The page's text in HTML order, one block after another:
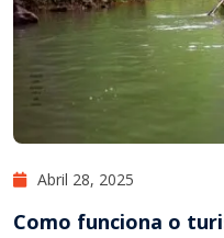
Abril 28, 2025
Como funciona o